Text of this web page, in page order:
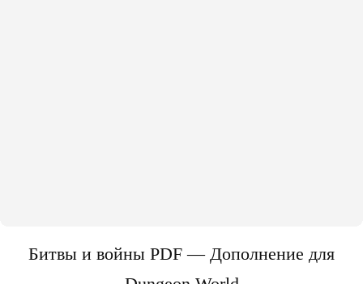
Битвы и войны PDF — Дополнение для